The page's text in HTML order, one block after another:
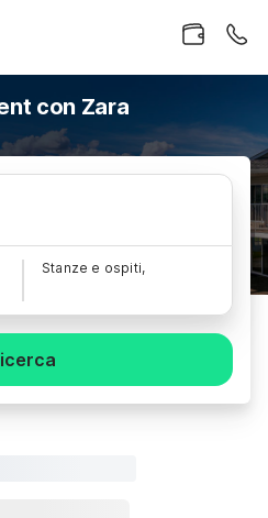
con Zara
Stanze e ospiti,